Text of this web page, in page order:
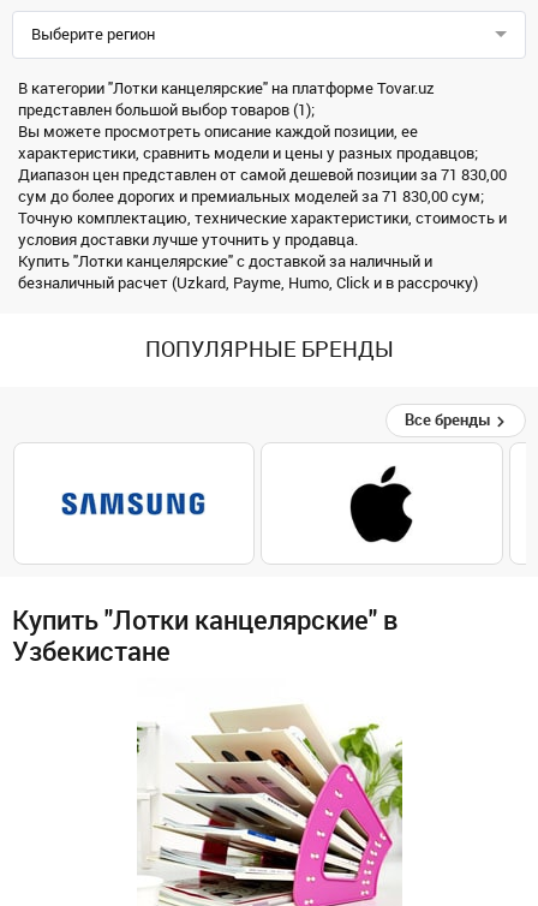
Выберите регион
В категории "Лотки канцелярские" на платформе Tovar.uz
представлен большой выбор товаров (1);
Вы можете просмотреть описание каждой позиции, ее
характеристики, сравнить модели и цены у разных продавцов;
Диапазон цен представлен от самой дешевой позиции за 71 830,00
сум до более дорогих и премиальных моделей за 71 830,00 сум;
Точную комплектацию, технические характеристики, стоимость и
условия доставки лучше уточнить у продавца.
Купить "Лотки канцелярские" с доставкой за наличный и
безналичный расчет (Uzkard, Payme, Humo, Click и в рассрочку)
ПОПУЛЯРНЫЕ БРЕНДЫ
Все бренды
Купить "Лотки канцелярские" в
Узбекистане